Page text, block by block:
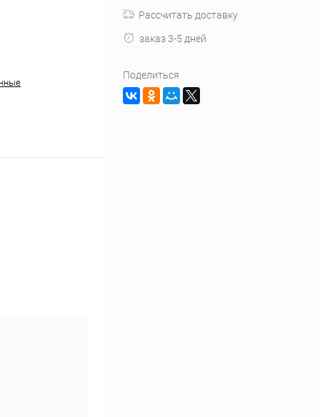
Рассчитать доставку
заказ 3-5 дней
Поделиться